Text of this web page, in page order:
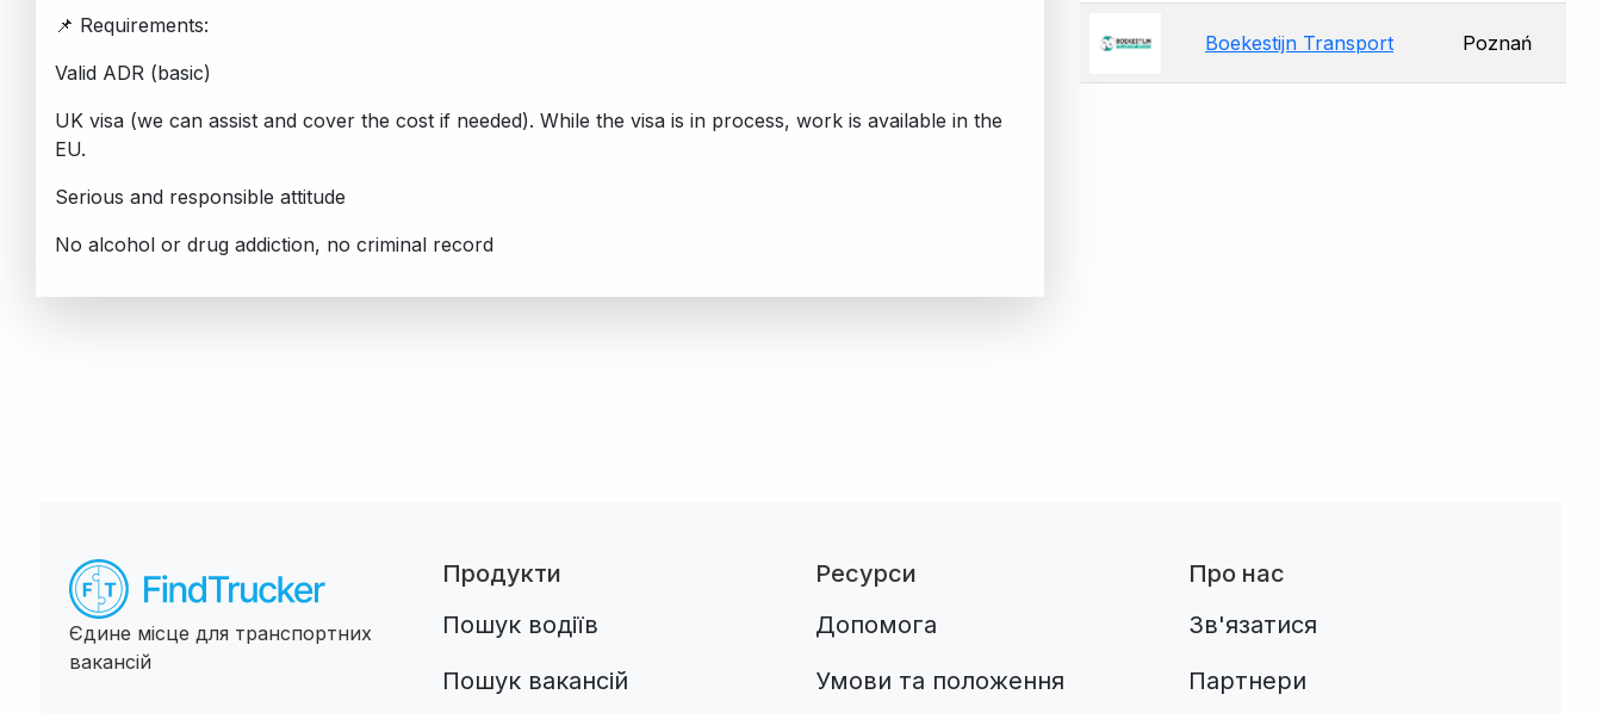
📌 Requirements:
Valid ADR (basic)
UK visa (we can assist and cover the cost if needed). While the visa is in process, work is available in the
EU.
Serious and responsible attitude
No alcohol or drug addiction, no criminal record
Boekestijn Transport Poznań
Єдине місце для транспортних
вакансій
Продукти
Пошук водіїв
Пошук вакансій
Ресурси
Допомога
Умови та положення
Про нас
Зв'язатися
Партнери